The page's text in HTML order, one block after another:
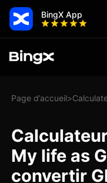
BingX App
Page d’accueil>
My life as
convertir